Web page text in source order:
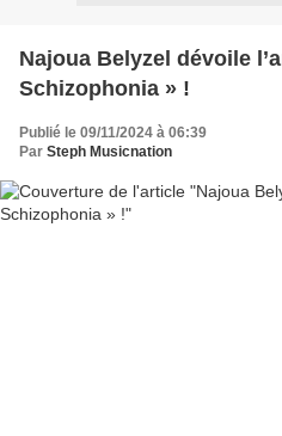
Najoua Belyzel dévoile
Schizophonia » !
Publié le 09/11/2024 à 06:39
Par Steph Musicnation